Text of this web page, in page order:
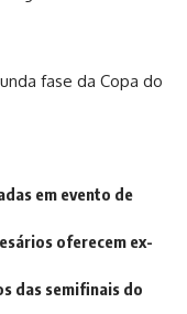
fase da Copa do
em evento de
oferecem ex-
das semifinais do